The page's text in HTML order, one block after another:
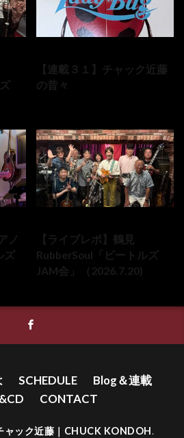
【連載３１】チャック近藤
の昔々
ノ
ズ
【ライブレポ】鶴見
RubberSoul「ビートルズ
JAM会」（2026.7.20)
SCHEDULE
Blog＆連載
CONTACT
ャック近藤｜CHUCK KONDOH.